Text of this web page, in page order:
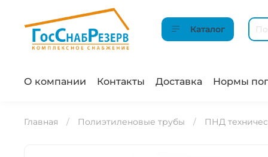
Каталог
О компании Контакты Доставка Нормы
Главная Полиэтиленовые трубы ПНД